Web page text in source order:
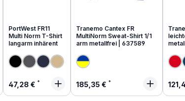
PortWest FR11
Multi Norm T-Shirt
langarm inhärent
Regulärer Preis:
47,28 €
Tranemo Cantex FR
MultiNorm Sweat-Shirt 1/1
arm metallfrei | 637589
Regulärer Preis:
185,35 €